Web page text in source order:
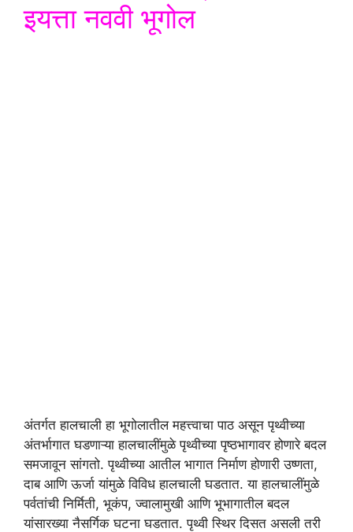
इयत्ता नववी भूगोल
अंतर्गत हालचाली हा भूगोलातील महत्त्वाचा पाठ असून पृथ्वीच्या
अंतर्भागात घडणाऱ्या हालचालींमुळे पृथ्वीच्या पृष्ठभागावर होणारे बदल
समजावून सांगतो. पृथ्वीच्या आतील भागात निर्माण होणारी उष्णता,
दाब आणि ऊर्जा यांमुळे विविध हालचाली घडतात. या हालचालींमुळे
पर्वतांची निर्मिती, भूकंप, ज्वालामुखी आणि भूभागातील बदल
यांसारख्या नैसर्गिक घटना घडतात. पृथ्वी स्थिर दिसत असली तरी